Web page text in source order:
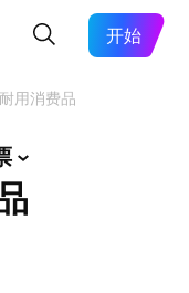
开始
耐用消费品